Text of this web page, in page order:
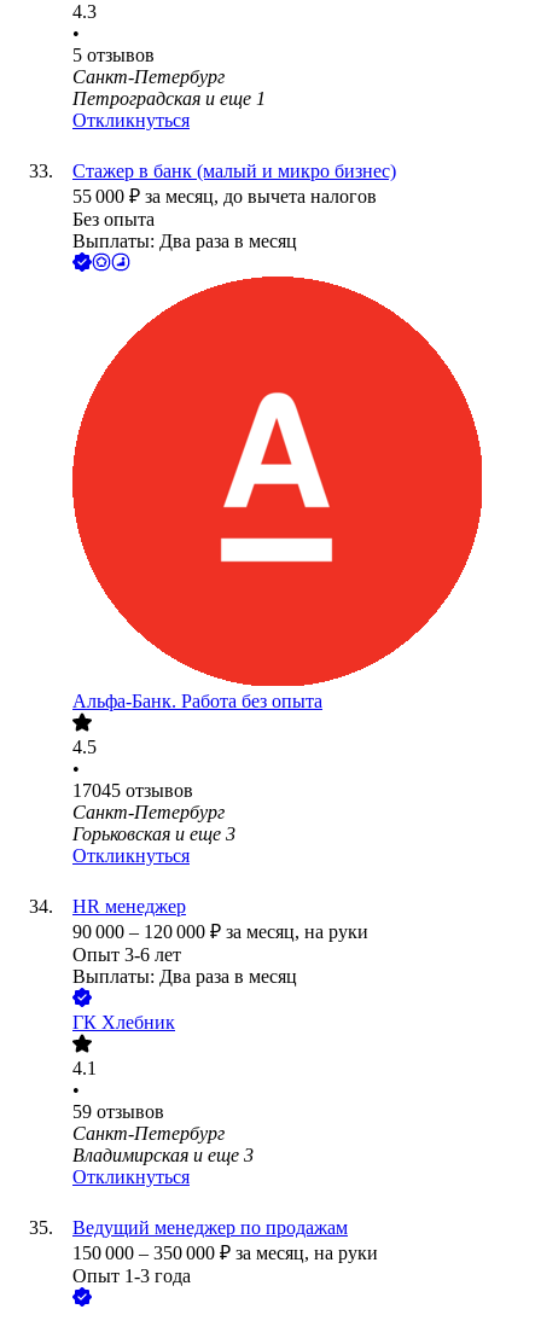
4.3
•
5 отзывов
Санкт-Петербург
Петроградская и еще 1
Откликнуться
Стажер в банк (малый и микро бизнес)
55 000 ₽ за месяц, до вычета налогов
Без опыта
Выплаты: Два раза в месяц
Альфа-Банк. Работа без опыта
4.5
•
17045 отзывов
Санкт-Петербург
Горьковская и еще 3
Откликнуться
HR менеджер
90 000 – 120 000 ₽ за месяц, на руки
Опыт 3-6 лет
Выплаты: Два раза в месяц
ГК Хлебник
4.1
•
59 отзывов
Санкт-Петербург
Владимирская и еще 3
Откликнуться
Ведущий менеджер по продажам
150 000 – 350 000 ₽ за месяц, на руки
Опыт 1-3 года